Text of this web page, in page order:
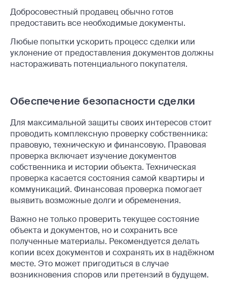
Добросовестный продавец обычно готов
предоставить все необходимые документы.
Любые попытки ускорить процесс сделки или
уклонение от предоставления документов должны
настораживать потенциального покупателя.
Обеспечение безопасности сделки
Для максимальной защиты своих интересов стоит
проводить комплексную проверку собственника:
правовую, техническую и финансовую. Правовая
проверка включает изучение документов
собственника и истории объекта. Техническая
проверка касается состояния самой квартиры и
коммуникаций. Финансовая проверка помогает
выявить возможные долги и обременения.
Важно не только проверить текущее состояние
объекта и документов, но и сохранить все
полученные материалы. Рекомендуется делать
копии всех документов и сохранять их в надёжном
месте. Это может пригодиться в случае
возникновения споров или претензий в будущем.